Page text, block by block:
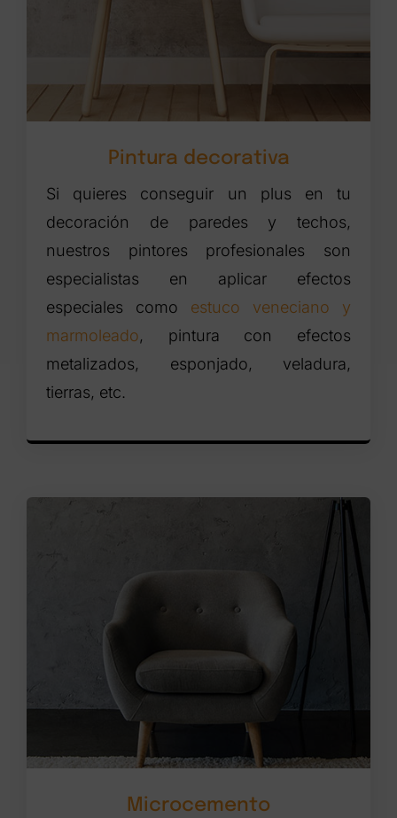
Pintura decorativa
Si quieres conseguir un plus en tu
decoración de paredes y techos,
nuestros pintores profesionales son
especialistas en aplicar efectos
especiales como estuco veneciano y
marmoleado, pintura con efectos
metalizados, esponjado, veladura,
tierras, etc.
Microcemento